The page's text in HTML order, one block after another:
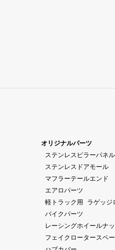
オリジナルパーツ
ステンレスピラーパネル
ステンレスドアモール
マフラーテールエンド
エアロパーツ
軽トラック用 ラゲッジ
バイクパーツ
レーシングホイールナッ
フェイクロータースペ